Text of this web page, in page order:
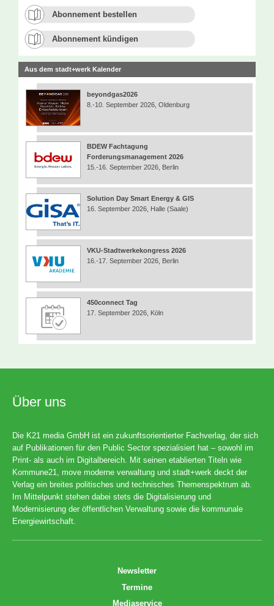
Abonnement bestellen
Abonnement kündigen
Aus dem stadt+werk Kalender
beyondgas2026
8.-10. September 2026, Oldenburg
BDEW Fachtagung
Forderungsmanagement 2026
15.-16. September 2026, Berlin
Solution Day Smart Energy & GIS
16. September 2026, Halle (Saale)
VKU-Stadtwerkekongress 2026
16.-17. September 2026, Berlin
450connect Tag
17. September 2026, Köln
Über uns
Die K21 media GmbH ist ein zukunftsorientierter Fachverlag, der sich
auf Publikationen für den Public Sector spezialisiert hat – sowohl im
Print- als auch im Digitalbereich. Mit seinen etablierten Titeln wie
Kommune21, move moderne verwaltung und stadt+werk deckt der
Verlag ein breites politisches und technisches Themenspektrum ab.
Im Mittelpunkt stehen dabei stets die Digitalisierung und
Modernisierung der öffentlichen Verwaltung sowie die kommunale
Energiewirtschaft.
Newsletter
Termine
Mediaservice